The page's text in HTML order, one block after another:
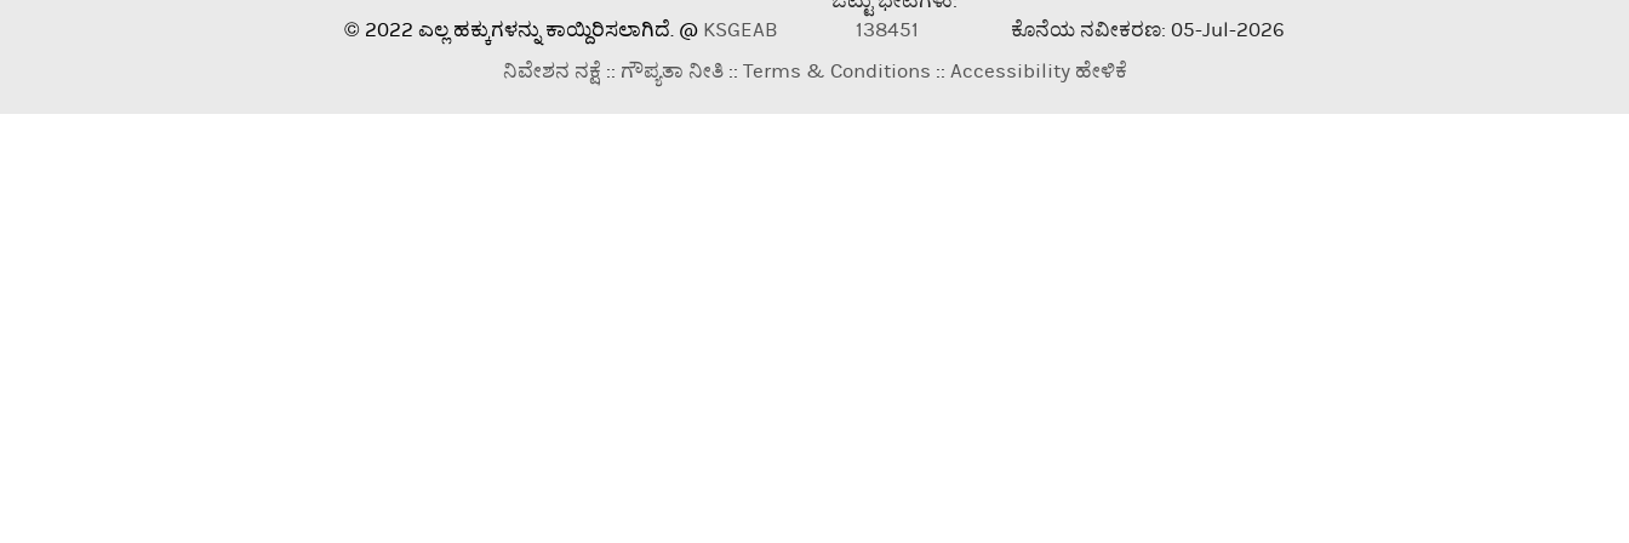
© 2022 ಎಲ್ಲ ಹಕ್ಕುಗಳನ್ನು ಕಾಯ್ದಿರಿಸಲಾಗಿದೆ. @ KSGEAB
138451
ಕೊನೆಯ ನವೀಕರಣ: 05-Jul-2026
ನಿವೇಶನ ನಕ್ಷೆ :: ಗೌಪ್ಯತಾ ನೀತಿ:: Terms & Conditions :: Accessibility ಹೇಳಿಕೆ